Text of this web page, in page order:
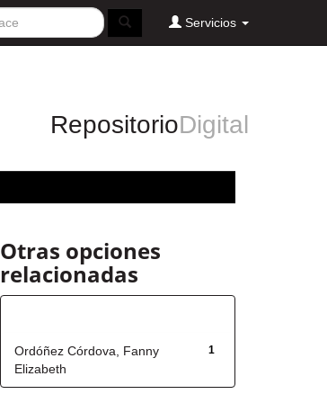
Servicios
RepositorioDigital
Otras opciones
relacionadas
1
Ordóñez Córdova, Fanny
Elizabeth